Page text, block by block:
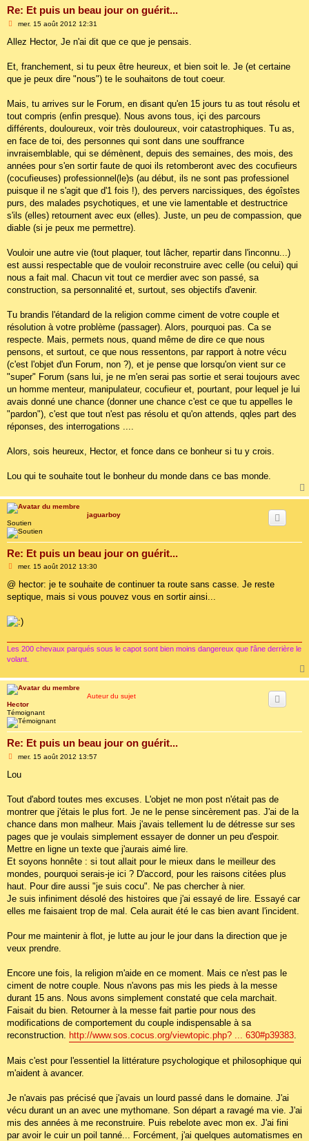
Re: Et puis un beau jour on guérit...
M
s
g
e
mer. 15 août 2012 12:31
Allez Hector, Je n'ai dit que ce que je pensais.
Et, franchement, si tu peux être heureux, et bien soit le. Je (et certaine
que je peux dire "nous") te le souhaitons de tout coeur.
Mais, tu arrives sur le Forum, en disant qu'en 15 jours tu as tout résolu et
tout compris (enfin presque). Nous avons tous, içi des parcours
différents, douloureux, voir très douloureux, voir catastrophiques. Tu as,
en face de toi, des personnes qui sont dans une souffrance
invraisemblable, qui se démènent, depuis des semaines, des mois, des
années pour s'en sortir faute de quoi ils retomberont avec des cocufieurs
(cocufieuses) professionnel(le)s (au début, ils ne sont pas professionel
puisque il ne s'agit que d'1 fois !), des pervers narcissiques, des égoîstes
purs, des malades psychotiques, et une vie lamentable et destructrice
s'ils (elles) retournent avec eux (elles). Juste, un peu de compassion, que
diable (si je peux me permettre).
Vouloir une autre vie (tout plaquer, tout lâcher, repartir dans l'inconnu...)
est aussi respectable que de vouloir reconstruire avec celle (ou celui) qui
nous a fait mal. Chacun vit tout ce merdier avec son passé, sa
construction, sa personnalité et, surtout, ses objectifs d'avenir.
Tu brandis l'étandard de la religion comme ciment de votre couple et
résolution à votre problème (passager). Alors, pourquoi pas. Ca se
respecte. Mais, permets nous, quand même de dire ce que nous
pensons, et surtout, ce que nous ressentons, par rapport à notre vécu
(c'est l'objet d'un Forum, non ?), et je pense que lorsqu'on vient sur ce
"super" Forum (sans lui, je ne m'en serai pas sortie et serai toujours avec
un homme menteur, manipulateur, cocufieur et, pourtant, pour lequel je lui
avais donné une chance (donner une chance c'est ce que tu appelles le
"pardon"), c'est que tout n'est pas résolu et qu'on attends, qqles part des
réponses, des interrogations ....
Alors, sois heureux, Hector, et fonce dans ce bonheur si tu y crois.
Lou qui te souhaite tout le bonheur du monde dans ce bas monde.
jaguarboy
Soutien
Re: Et puis un beau jour on guérit...
M
s
a
e
mer. 15 août 2012 13:30
@ hector: je te souhaite de continuer ta route sans casse. Je reste
septique, mais si vous pouvez vous en sortir ainsi...
Les 200 chevaux parqués sous le capot sont bien moins dangereux que l'âne derrière le
volant.
Auteur du sujet
Hector
Témoignant
Re: Et puis un beau jour on guérit...
M
s
g
mer. 15 août 2012 13:57
Lou
Tout d'abord toutes mes excuses. L'objet ne mon post n'était pas de
montrer que j'étais le plus fort. Je ne le pense sincèrement pas. J'ai de la
chance dans mon malheur. Mais j'avais tellement lu de détresse sur ses
pages que je voulais simplement essayer de donner un peu d'espoir.
Mettre en ligne un texte que j'aurais aimé lire.
Et soyons honnête : si tout allait pour le mieux dans le meilleur des
mondes, pourquoi serais-je ici ? D'accord, pour les raisons citées plus
haut. Pour dire aussi "je suis cocu". Ne pas chercher à nier.
Je suis infiniment désolé des histoires que j'ai essayé de lire. Essayé car
elles me faisaient trop de mal. Cela aurait été le cas bien avant l'incident.
Pour me maintenir à flot, je lutte au jour le jour dans la direction que je
veux prendre.
Encore une fois, la religion m'aide en ce moment. Mais ce n'est pas le
ciment de notre couple. Nous n'avons pas mis les pieds à la messe
durant 15 ans. Nous avons simplement constaté que cela marchait.
Faisait du bien. Retourner à la messe fait partie pour nous des
modifications de comportement du couple indispensable à sa
reconstruction. http://www.sos.cocus.org/viewtopic.php? ... 630#p39383
Mais c'est pour l'essentiel la littérature psychologique et philosophique qui
m'aident à avancer.
Je n'avais pas précisé que j'avais un lourd passé dans le domaine. J'ai
vécu durant un an avec une mythomane. Son départ a ravagé ma vie. J'ai
mis des années à me reconstruire. Puis rebelote avec mon ex. J'ai fini
par avoir le cuir un poil tanné... Forcément, j'ai quelques automatismes en